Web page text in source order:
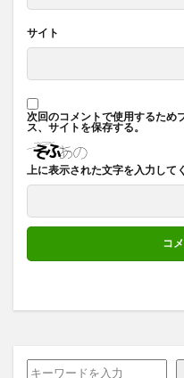
サイト
次回のコメントで使用するため
ス、サイトを保存する。
上に表示された文字を入力して